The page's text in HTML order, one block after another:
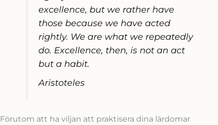
excellence, but we rather have
those because we have acted
rightly. We are what we repeatedly
do. Excellence, then, is not an act
but a habit.
Aristoteles
Förutom att ha viljan att praktisera dina lärdomar